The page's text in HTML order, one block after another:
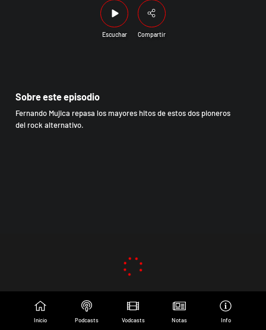
Escuchar Compartir
Sobre este episodio
Fernando Mujica repasa los mayores hitos de estos dos pioneros
del rock alternativo.
Inicio Podcasts Vodcasts Notas Info